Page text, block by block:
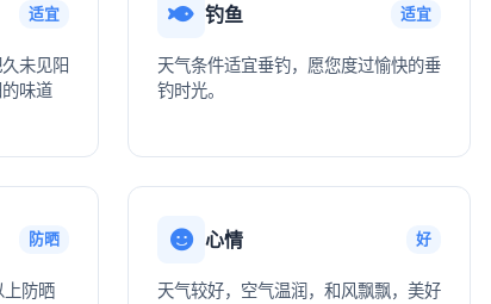
适宜
未见阳
味道
钓鱼 适宜
天气条件适宜垂钓，愿您度过愉快的垂
钓时光。
防晒
上防晒
心情 好
天气较好，空气温润，和风飘飘，美好